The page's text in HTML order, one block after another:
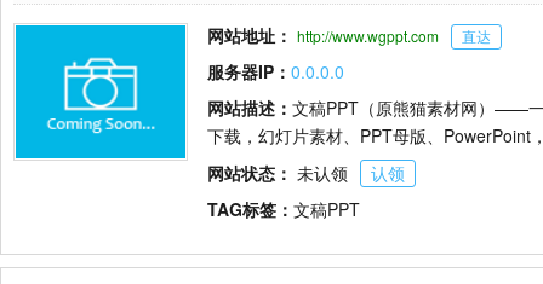
网站地址： http://www.wgppt.com 直达
服务器IP： 0.0.0.0
网站描述： 文稿PPT（原熊猫素材网）——
下载，幻灯片素材、PPT母版、PowerPoint
网站状态： 未认领
认领
TAG标签： 文稿PPT